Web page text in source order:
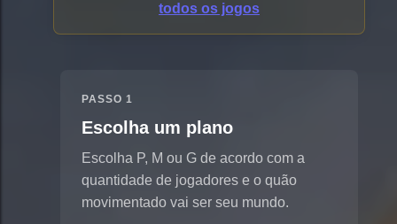
todos os jogos
PASSO 1
Escolha um plano
Escolha P, M ou G de acordo com a
quantidade de jogadores e o quão
movimentado vai ser seu mundo.